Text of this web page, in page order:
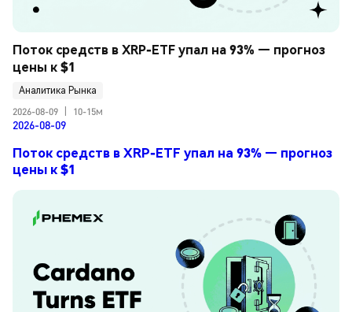
Поток средств в XRP-ETF упал на 93% — прогноз
цены к $1
Аналитика Рынка
2026-08-09
10-15м
2026-08-09
Поток средств в XRP-ETF упал на 93% — прогноз
цены к $1